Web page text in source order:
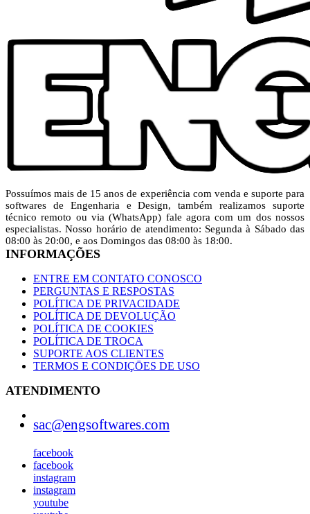
Possuímos mais de 15 anos de experiência com venda e suporte para
softwares de Engenharia e Design, também realizamos suporte
técnico remoto ou via (WhatsApp) fale agora com um dos ‎nossos
especialistas. Nosso horário de atendimento: Segunda à Sábado das
08:00 às 20:00,‎ e aos Domingos das 08:00 às 18:00.
INFORMAÇÕES
ENTRE EM CONTATO CONOSCO
PERGUNTAS E RESPOSTAS
POLÍTICA‎‎ DE PRIVACIDADE
POLÍTICA DE‎ DEVOLUÇÃO
POLÍTICA DE COOKIES
POLÍTICA ‎DE ‎‎TROCA
SUPORTE AOS CLIENTES
TERMOS E CONDIÇŌES DE USO
ATENDIMENTO
sac@engsoftwares.com
facebook
facebook
instagram
instagram
youtube